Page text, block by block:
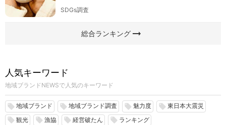
SDGs調査
総合ランキングarrow_right_alt
人気キーワード
地域ブランドNEWSで人気のキーワード
local_offer 地域ブランド local_offer 地域ブランド調査 local_offer 魅力度 local_offer 東日本大震災
local_offer 観光 local_offer 漁協 local_offer 経営破たん local_offer ランキング